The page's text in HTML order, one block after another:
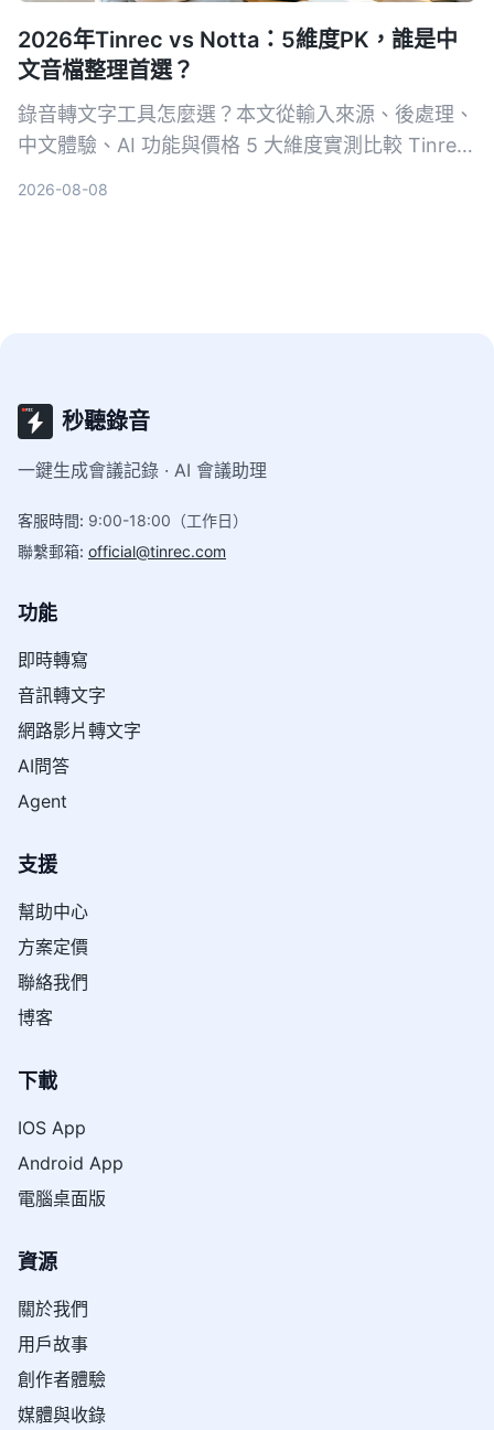
2026年Tinrec vs Notta：5維度PK，誰是中
文音檔整理首選？
錄音轉文字工具怎麼選？本文從輸入來源、後處理、
中文體驗、AI 功能與價格 5 大維度實測比較 Tinrec
2026-08-08
秒聽錄音
一鍵生成會議記錄 · AI 會議助理
客服時間: 9:00-18:00（工作日）
聯繫郵箱: official@tinrec.com
功能
即時轉寫
音訊轉文字
網路影片轉文字
AI問答
Agent
支援
幫助中心
方案定價
聯絡我們
博客
下載
IOS App
Android App
電腦桌面版
資源
關於我們
用戶故事
創作者體驗
媒體與收錄